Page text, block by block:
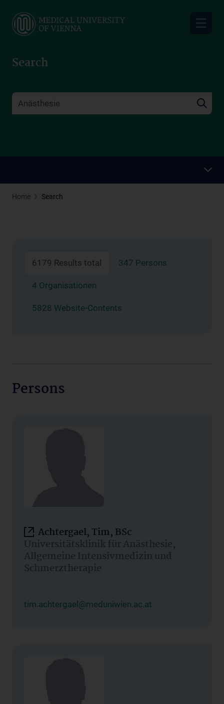
main
Search
Home Search
6179 Results total 347 Persons
4 Organisationen
5828 Website-Contents
Persons
Achtergael, Tim, BSc
Universitätsklinik für Anästhesie,
Allgemeine Intensivmedizin und
Schmerztherapie
tim.achtergael@meduniwien.ac.at